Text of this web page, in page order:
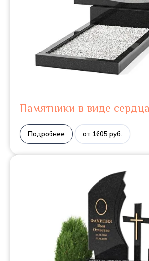
Памятники в виде сердца
Подробнее от 1605 руб.